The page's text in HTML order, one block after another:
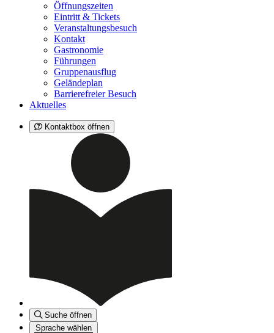
Öffnungszeiten
Eintritt & Tickets
Veranstaltungsbesuch
Kontakt
Gastronomie
Führungen
Gruppenausflug
Geländeplan
Barrierefreier Besuch
Aktuelles
Kontaktbox öffnen
Suche öffnen
Sprache wählen